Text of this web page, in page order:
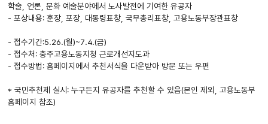
학술, 언론, 문화 예술분야에서 노사발전에 기여한 유공자
- 포상내용: 훈장, 포장, 대통령표창, 국무총리표창, 고용노동부장관표창
- 접수기간:5.26.(월)~7.4.(금)
- 접수처: 충주고용노동지청 근로개선지도과
- 접수방법: 홈페이지에서 추천서식을 다운받아 방문 또는 우편
* 국민추천제 실시: 누구든지 유공자를 추천할 수 있음(본인 제외, 고용노동부
홈페이지 참조)